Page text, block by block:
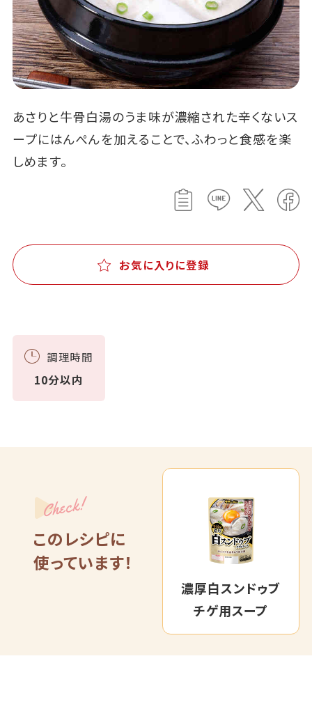
あさりと牛骨白湯のうま味が濃縮された辛くないス
ープにはんぺんを加えることで、ふわっと食感を楽
しめます。
お気に入りに登録
調理時間
10分以内
Check!
このレシピに
使っています！
濃厚白スンドゥブ
チゲ用スープ